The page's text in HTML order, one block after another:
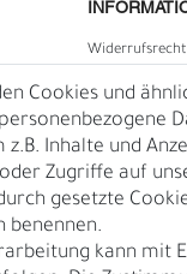
L
Widerrufs­recht
Impressum
AGB
Blog
Cookies und
z.B. Inhalte und
Zugriffe auf
gesetzte
benennen.
kann mit